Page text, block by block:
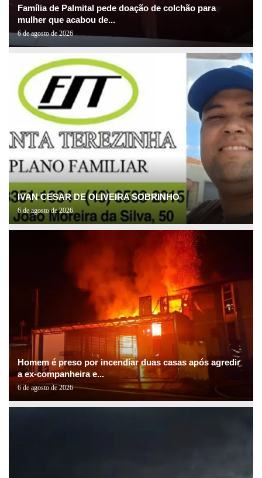
Família de Palmital pede doação de colchão para
mulher que acabou de...
6 de agosto de 2026
IVAN CESAR DE OLIVEIRA SOBRINHO
6 de agosto de 2026
Homem é preso por incendiar duas casas após agredir
a ex-companheira e...
6 de agosto de 2026